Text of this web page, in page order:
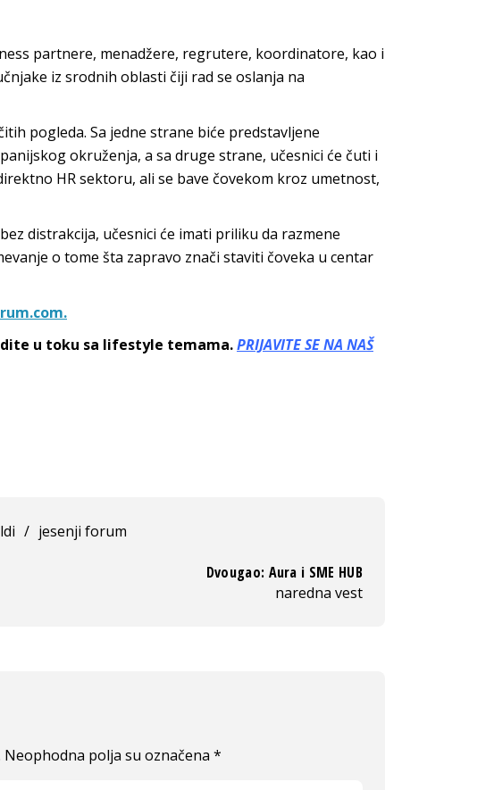
partnere, menadžere, regrutere, koordinatore, kao i
iz srodnih oblasti čiji rad se oslanja na
pogleda. Sa jedne strane biće predstavljene
okruženja, a sa druge strane, učesnici će čuti i
HR sektoru, ali se bave čovekom kroz umetnost,
distrakcija, učesnici će imati priliku da razmene
o tome šta zapravo znači staviti čoveka u centar
u toku sa lifestyle temama.PRIJAVITE SE NA NAŠ
/ jesenji forum
Dvougao: Aura i SME HUB
naredna vest
Neophodna polja su označena *